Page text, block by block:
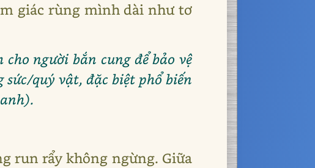
giác rùng mình dài như tơ
người bắn cung để bảo vệ
quý vật, đặc biệt phổ biến
run rẩy không ngừng. Giữa